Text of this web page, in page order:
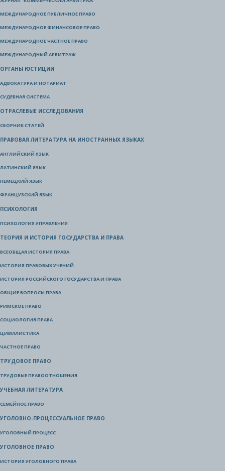
МЕЖДУНАРОДНОЕ ПУБЛИЧНОЕ ПРАВО
МЕЖДУНАРОДНОЕ ФИНАНСОВОЕ ПРАВО
МЕЖДУНАРОДНОЕ ЧАСТНОЕ ПРАВО
МЕЖДУНАРОДНЫЙ АРБИТРАЖ
ОРГАНЫ ЮСТИЦИИ
АДВОКАТУРА И НОТАРИАТ
СУДЕБНАЯ СИСТЕМА
ОТРАСЛЕВЫЕ ИССЛЕДОВАНИЯ
СБОРНИК СТАТЕЙ
ПРАВОВАЯ ЛИТЕРАТУРА НА ИНОСТРАННЫХ ЯЗЫКАХ
АНГЛИЙСКИЙ ЯЗЫК
ЛАТИНСКИЙ ЯЗЫК
НЕМЕЦКИЙ ЯЗЫК
ФРАНЦУЗСКИЙ ЯЗЫК
ПСИХОЛОГИЯ
ПСИХОЛОГИЯ УПРАВЛЕНИЯ
ТЕОРИЯ И ИСТОРИЯ ГОСУДАРСТВА И ПРАВА
ВСЕОБЩАЯ ИСТОРИЯ ПРАВА
ИСТОРИЯ ПРАВОВЫХ УЧЕНИЙ
ИСТОРИЯ РОССИЙСКОГО ГОСУДАРСТВА И ПРАВА
ОБЩИЕ ВОПРОСЫ ПРАВА
РИМСКОЕ ПРАВО
СОЦИОЛОГИЯ ПРАВА
ЦИВИЛИСТИКА
ЧАСТНОЕ ПРАВО
ТРУДОВОЕ ПРАВО
ТРУДОВЫЕ ПРАВООТНОШЕНИЯ
УЧЕБНАЯ ЛИТЕРАТУРА
СЕМЕЙНОЕ ПРАВО
УГОЛОВНО-ПРОЦЕССУАЛЬНОЕ ПРАВО
УГОЛОВНЫЙ ПРОЦЕСС
УГОЛОВНОЕ ПРАВО
ИСТОРИЯ УГОЛОВНОГО ПРАВА